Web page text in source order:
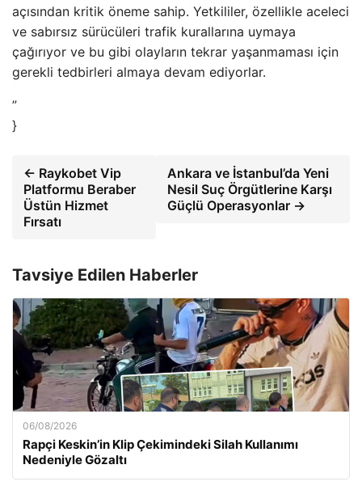
açısından kritik öneme sahip. Yetkililer, özellikle aceleci
ve sabırsız sürücüleri trafik kurallarına uymaya
çağırıyor ve bu gibi olayların tekrar yaşanmaması için
gerekli tedbirleri almaya devam ediyorlar.
”
}
← Raykobet Vip
Platformu Beraber
Üstün Hizmet
Fırsatı
Ankara ve İstanbul’da Yeni
Nesil Suç Örgütlerine Karşı
Güçlü Operasyonlar →
Tavsiye Edilen Haberler
06/08/2026
Rapçi Keskin’in Klip Çekimindeki Silah Kullanımı
Nedeniyle Gözaltı